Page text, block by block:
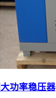
功率稳压器